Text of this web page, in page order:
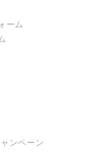
ーム
ンペーン